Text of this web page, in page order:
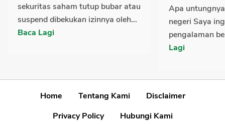
sekuritas saham tutup bubar atau
suspend dibekukan izinnya oleh...
Baca Lagi
Apa
negeri Saya
pengalaman
Lagi
Home Tentang Kami
Disclaimer
Privacy Policy
Hubungi Kami